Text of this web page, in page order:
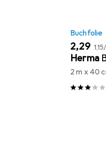
Buchfolie
EUR
2,29 EUR
1,15/
Herma
2 m x 40